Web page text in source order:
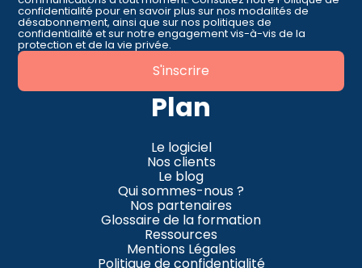
confidentialité pour en savoir plus sur nos modalités de
désabonnement, ainsi que sur nos politiques de
confidentialité et sur notre engagement vis-à-vis de la
protection et de la vie privée.
Plan
Le logiciel
Nos clients
Le blog
Qui sommes-nous ?
Nos partenaires
Glossaire de la formation
Ressources
Mentions Légales
Politique de confidentialité